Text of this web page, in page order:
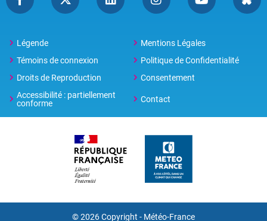
Légende
Mentions Légales
Témoins de connexion
Politique de Confidentialité
Droits de Reproduction
Consentement
Accessibilité : partiellement
conforme
Contact
© 2026 Copyright - Météo-France